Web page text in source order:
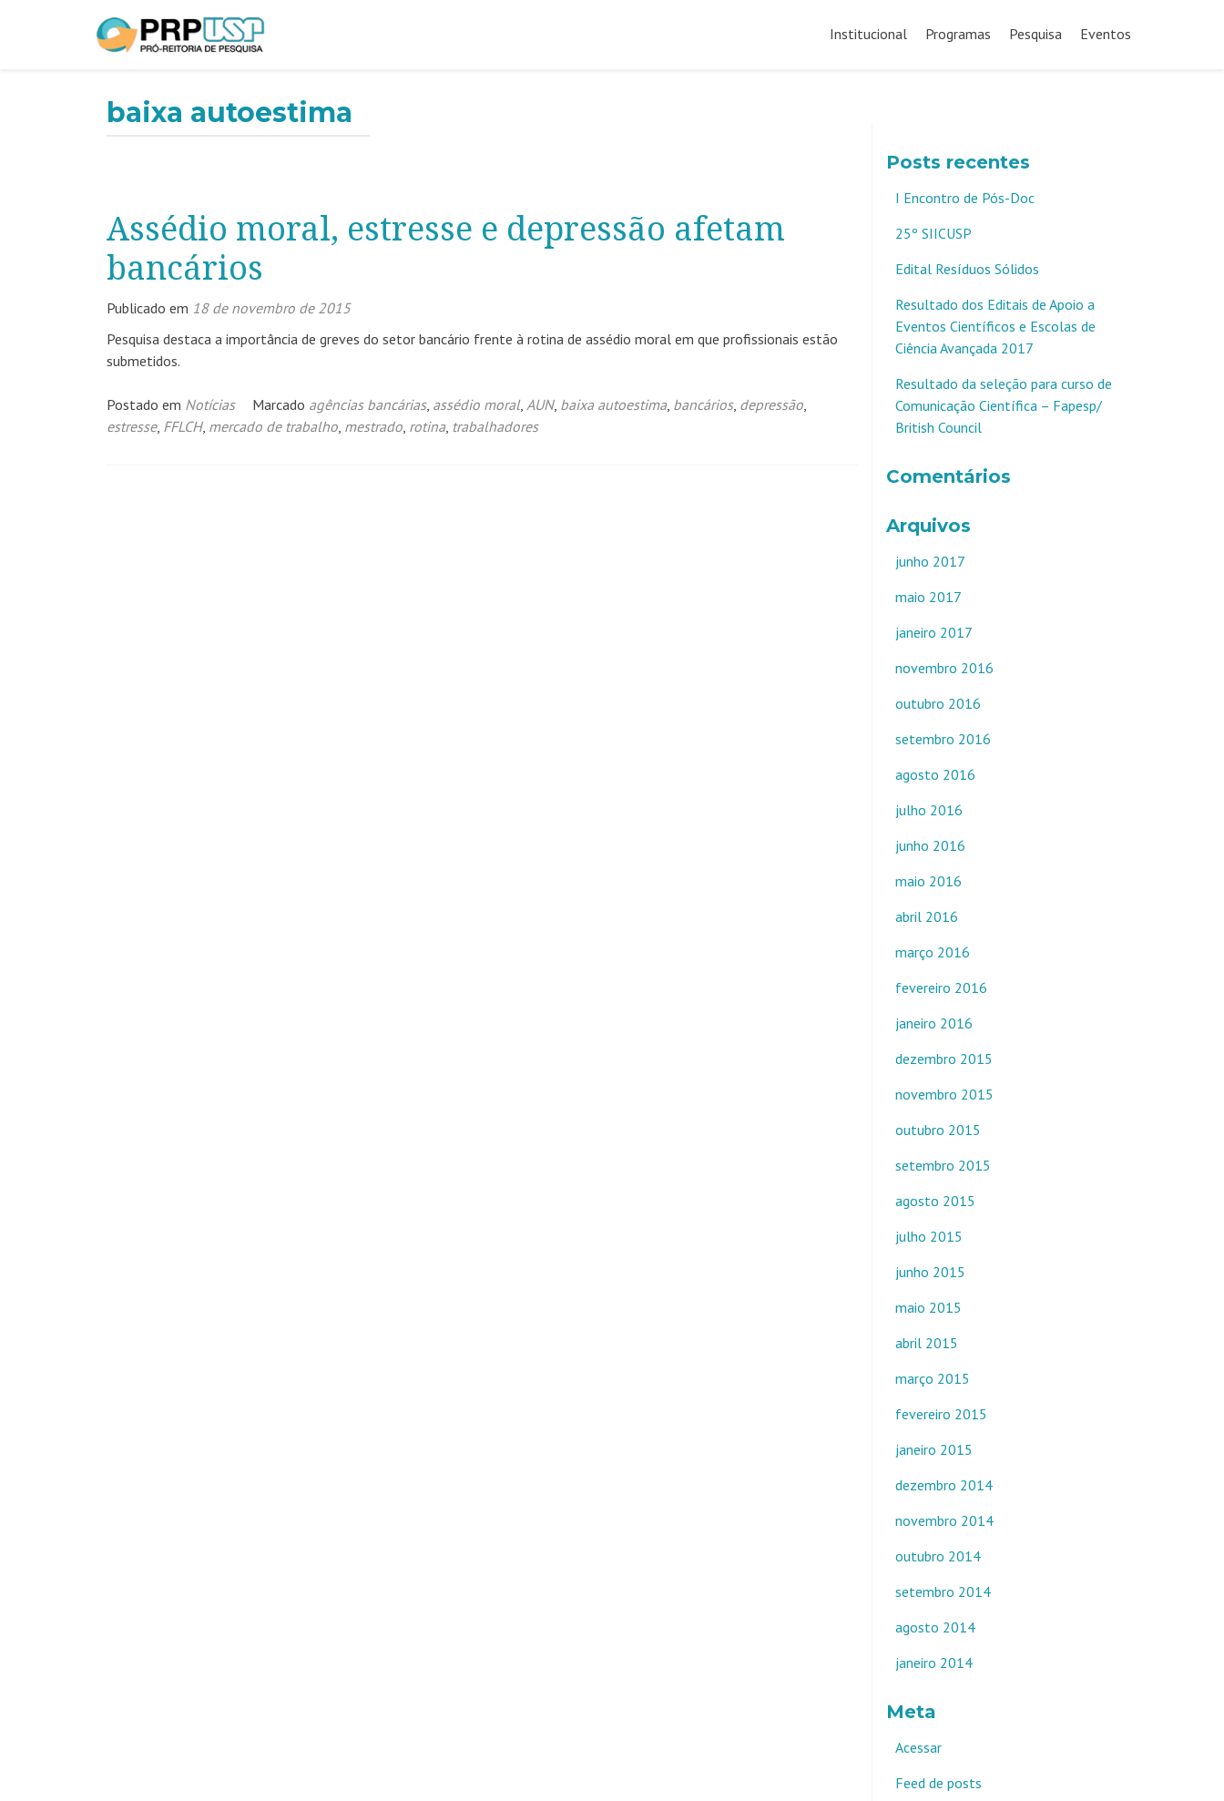
para
Institucional Programas Pesquisa Eventos
baixa autoestima
Assédio moral, estresse e depressão afetam
bancários
Publicado em 18 de novembro de 2015
Pesquisa destaca a importância de greves do setor bancário frente à rotina de assédio moral em que profissionais estão
submetidos.
Postado em Notícias Marcado agências bancárias, assédio moral, AUN, baixa autoestima, bancários, depressão,
estresse, FFLCH, mercado de trabalho, mestrado, rotina, trabalhadores
Posts recentes
I Encontro de Pós-Doc
25º SIICUSP
Edital Resíduos Sólidos
Resultado dos Editais de Apoio a
Eventos Científicos e Escolas de
Ciência Avançada 2017
Resultado da seleção para curso de
Comunicação Científica – Fapesp/
British Council
Comentários
Arquivos
junho 2017
maio 2017
janeiro 2017
novembro 2016
outubro 2016
setembro 2016
agosto 2016
julho 2016
junho 2016
maio 2016
abril 2016
março 2016
fevereiro 2016
janeiro 2016
dezembro 2015
novembro 2015
outubro 2015
setembro 2015
agosto 2015
julho 2015
junho 2015
maio 2015
abril 2015
março 2015
fevereiro 2015
janeiro 2015
dezembro 2014
novembro 2014
outubro 2014
setembro 2014
agosto 2014
janeiro 2014
Meta
Acessar
Feed de posts